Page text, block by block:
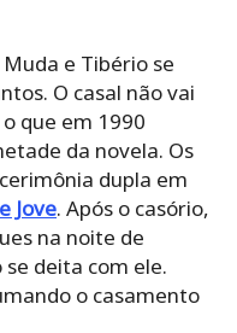
e Tibério se
O casal não vai
que em 1990
da novela. Os
dupla em
Jove. Após o casório,
na noite de
deita com ele.
o casamento